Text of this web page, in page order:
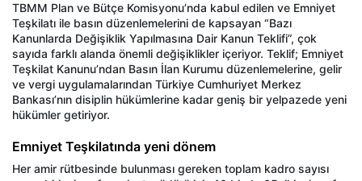
TBMM Plan ve Bütçe Komisyonu’nda kabul edilen ve Emniyet
Teşkilatı ile basın düzenlemelerini de kapsayan “Bazı
Kanunlarda Değişiklik Yapılmasına Dair Kanun Teklifi”, çok
sayıda farklı alanda önemli değişiklikler içeriyor. Teklif; Emniyet
Teşkilat Kanunu’ndan Basın İlan Kurumu düzenlemelerine, gelir
ve vergi uygulamalarından Türkiye Cumhuriyet Merkez
Bankası’nın disiplin hükümlerine kadar geniş bir yelpazede yeni
hükümler getiriyor.
Emniyet Teşkilatında yeni dönem
Her amir rütbesinde bulunması gereken toplam kadro sayısı